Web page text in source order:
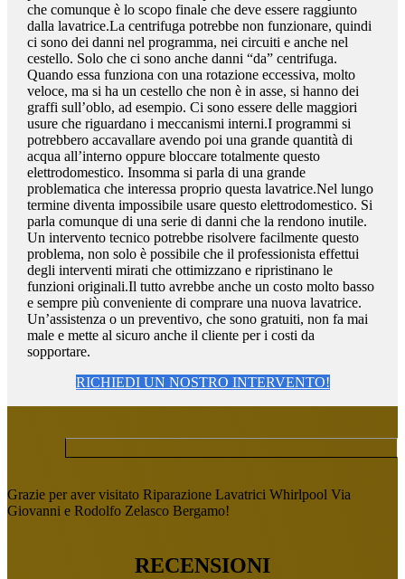
che comunque è lo scopo finale che deve essere raggiunto
dalla lavatrice.La centrifuga potrebbe non funzionare, quindi
ci sono dei danni nel programma, nei circuiti e anche nel
cestello. Solo che ci sono anche danni “da” centrifuga.
Quando essa funziona con una rotazione eccessiva, molto
veloce, ma si ha un cestello che non è in asse, si hanno dei
graffi sull’oblo, ad esempio. Ci sono essere delle maggiori
usure che riguardano i meccanismi interni.I programmi si
potrebbero accavallare avendo poi una grande quantità di
acqua all’interno oppure bloccare totalmente questo
elettrodomestico. Insomma si parla di una grande
problematica che interessa proprio questa lavatrice.Nel lungo
termine diventa impossibile usare questo elettrodomestico. Si
parla comunque di una serie di danni che la rendono inutile.
Un intervento tecnico potrebbe risolvere facilmente questo
problema, non solo è possibile che il professionista effettui
degli interventi mirati che ottimizzano e ripristinano le
funzioni originali.Il tutto avrebbe anche un costo molto basso
e sempre più conveniente di comprare una nuova lavatrice.
Un’assistenza o un preventivo, che sono gratuiti, non fa mai
male e mette al sicuro anche il cliente per i costi da
sopportare.
RICHIEDI UN NOSTRO INTERVENTO!
Grazie per aver visitato Riparazione Lavatrici Whirlpool Via
Giovanni e Rodolfo Zelasco Bergamo!
RECENSIONI